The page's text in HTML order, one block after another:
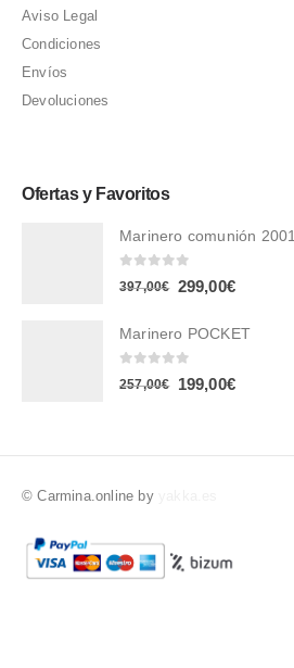
Aviso Legal
Condiciones
Envíos
Devoluciones
Ofertas y Favoritos
Marinero comunión 2001
out of 5
397,00€ 299,00€
Marinero POCKET
out of 5
257,00€ 199,00€
© Carmina.online by